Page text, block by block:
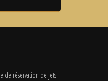
de réservation de jets